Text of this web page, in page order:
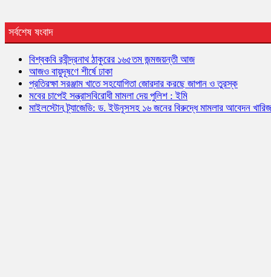
সর্বশেষ ষংবাদ
বিশ্বকবি রবীন্দ্রনাথ ঠাকুরের ১৬৫তম জন্মজয়ন্তী আজ
আজও বায়ুদূষণে শীর্ষে ঢাকা
প্রতিরক্ষা সরঞ্জাম খাতে সহযোগিতা জোরদার করছে জাপান ও তুরস্ক
মবের চাপেই সন্ত্রাসবিরোধী মামলা দেয় পুলিশ : ইমি
মাইলস্টোন ট্র্যাজেডি: ড. ইউনূসসহ ১৬ জনের বিরুদ্ধে মামলার আবেদন খারিজ